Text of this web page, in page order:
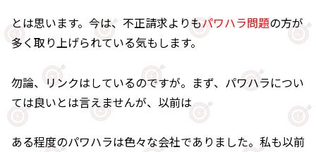
とは思います。今は、不正請求よりもパワハラ問題の方が
多く取り上げられている気もします。
勿論、リンクはしているのですが。まず、パワハラについ
ては良いとは言えませんが、以前は
ある程度のパワハラは色々な会社でありました。私も以前